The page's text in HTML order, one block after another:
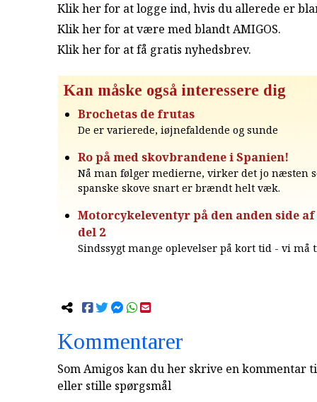
Klik her for at logge ind, hvis du allerede er
Klik her for at være med blandt AMIGOS.
Klik her for at få gratis nyhedsbrev.
Kan måske også interessere dig
Brochetas de frutas
De er varierede, iøjnefaldende og sunde
Ro på med skovbrandene i Spanien!
Nå man følger medierne, virker det jo næsten
spanske skove snart er brændt helt væk.
Motorcykeleventyr på den anden side
del 2
Sindssygt mange oplevelser på kort tid - vi må
Kommentarer
Som Amigos kan du her skrive en kommentar
eller stille spørgsmål